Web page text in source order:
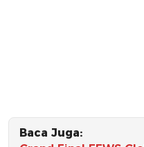
Baca Juga: